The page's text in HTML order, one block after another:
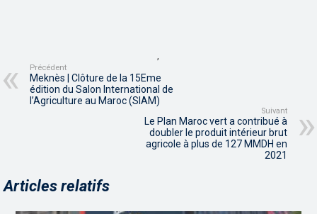
Précédent
Meknès | Clôture de la 15Eme
édition du Salon International de
l’Agriculture au Maroc (SIAM)
Suivant
Le Plan Maroc vert a contribué à
doubler le produit intérieur brut
agricole à plus de 127 MMDH en
2021
Articles relatifs